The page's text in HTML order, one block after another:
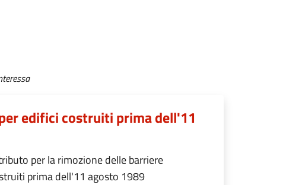
edifici costruiti prima dell'11
per la rimozione delle barriere
prima dell'11 agosto 1989